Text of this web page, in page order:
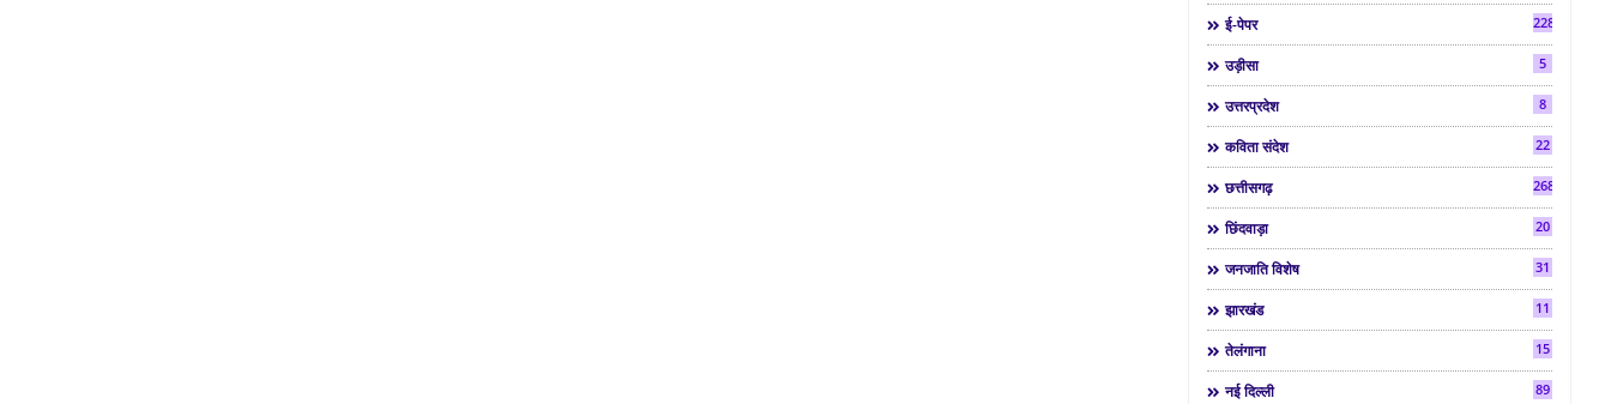
ई-पेपर 2286
उड़ीसा 5
उत्तरप्रदेश 8
कविता संदेश 22
छत्तीसगढ़ 268
छिंदवाड़ा 20
जनजाति विशेष 31
झारखंड 11
तेलंगाना 15
नई दिल्ली 89